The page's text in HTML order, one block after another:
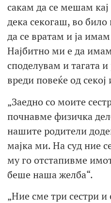
сакам да се мешам
дека секогаш, во
да се вратам и ја
Најбитно ми е да
споделувам и тагата
вреди повеќе од секој
„Заедно со моите
почнавме физичка
нашите родители
мајка ми. На суд ние
му го отстапивме
беше наша желба“.
„Ние сме три сестри и